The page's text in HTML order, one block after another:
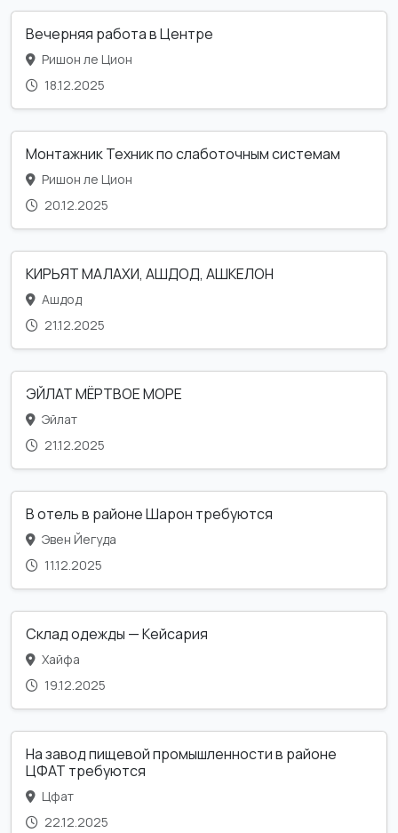
Вечерняя работа в Центре
Ришон ле Цион
18.12.2025
Монтажник Техник по слаботочным системам
Ришон ле Цион
20.12.2025
КИРЬЯТ МАЛАХИ, АШДОД, АШКЕЛОН
Ашдод
21.12.2025
ЭЙЛАТ МЁРТВОЕ МОРЕ
Эйлат
21.12.2025
В отель в районе Шарон требуются
Эвен Йегуда
11.12.2025
Склад одежды — Кейсария
Хайфа
19.12.2025
На завод пищевой промышленности в районе
ЦФАТ требуются
Цфат
22.12.2025